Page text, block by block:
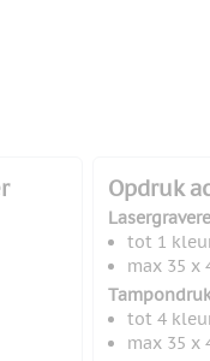
Opdruk
tot 1
max 35 x
tot 4
max 35 x